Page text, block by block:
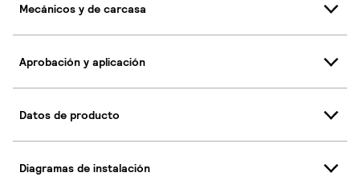
Mecánicos y de carcasa
Aprobación y aplicación
Datos de producto
Diagramas de instalación